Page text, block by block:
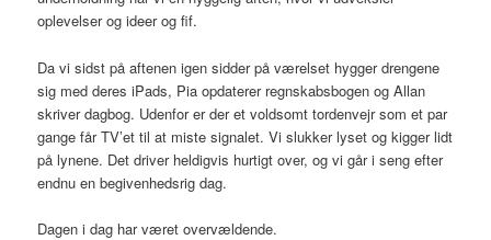
oplevelser og ideer og fif.
Da vi sidst på aftenen igen sidder på værelset hygger drengene
sig med deres iPads, Pia opdaterer regnskabsbogen og Allan
skriver dagbog. Udenfor er der et voldsomt tordenvejr som et par
gange får TV’et til at miste signalet. Vi slukker lyset og kigger lidt
på lynene. Det driver heldigvis hurtigt over, og vi går i seng efter
endnu en begivenhedsrig dag.
Dagen i dag har været overvældende.